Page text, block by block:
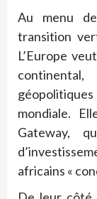
Au menu
transition
L’Europe
mondiale.
Gateway,
africains «